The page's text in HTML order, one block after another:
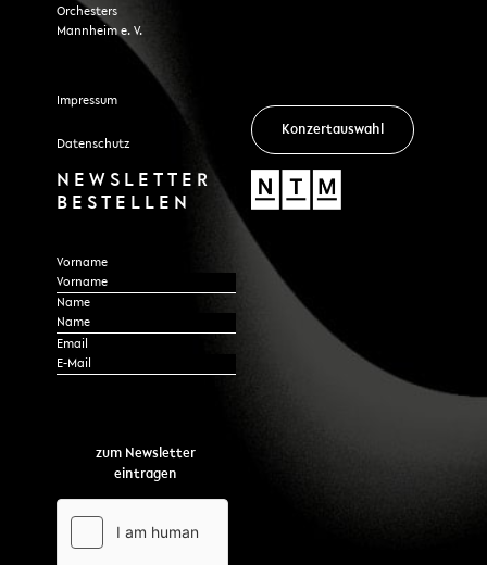
Orchesters
Mannheim e. V.
Impressum
Datenschutz
Konzertauswahl
NEWSLETTER
BESTELLEN
Section
Vorname
Name
Email
zum Newsletter
eintragen